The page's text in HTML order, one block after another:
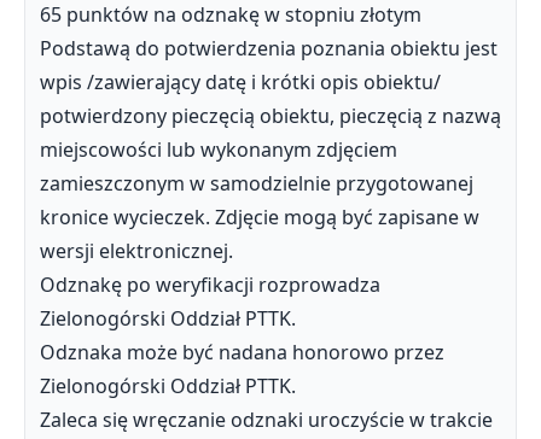
65 punktów na odznakę w stopniu złotym
Podstawą do potwierdzenia poznania obiektu jest
wpis /zawierający datę i krótki opis obiektu/
potwierdzony pieczęcią obiektu, pieczęcią z nazwą
miejscowości lub wykonanym zdjęciem
zamieszczonym w samodzielnie przygotowanej
kronice wycieczek. Zdjęcie mogą być zapisane w
wersji elektronicznej.
Odznakę po weryfikacji rozprowadza
Zielonogórski Oddział PTTK.
Odznaka może być nadana honorowo przez
Zielonogórski Oddział PTTK.
Zaleca się wręczanie odznaki uroczyście w trakcie